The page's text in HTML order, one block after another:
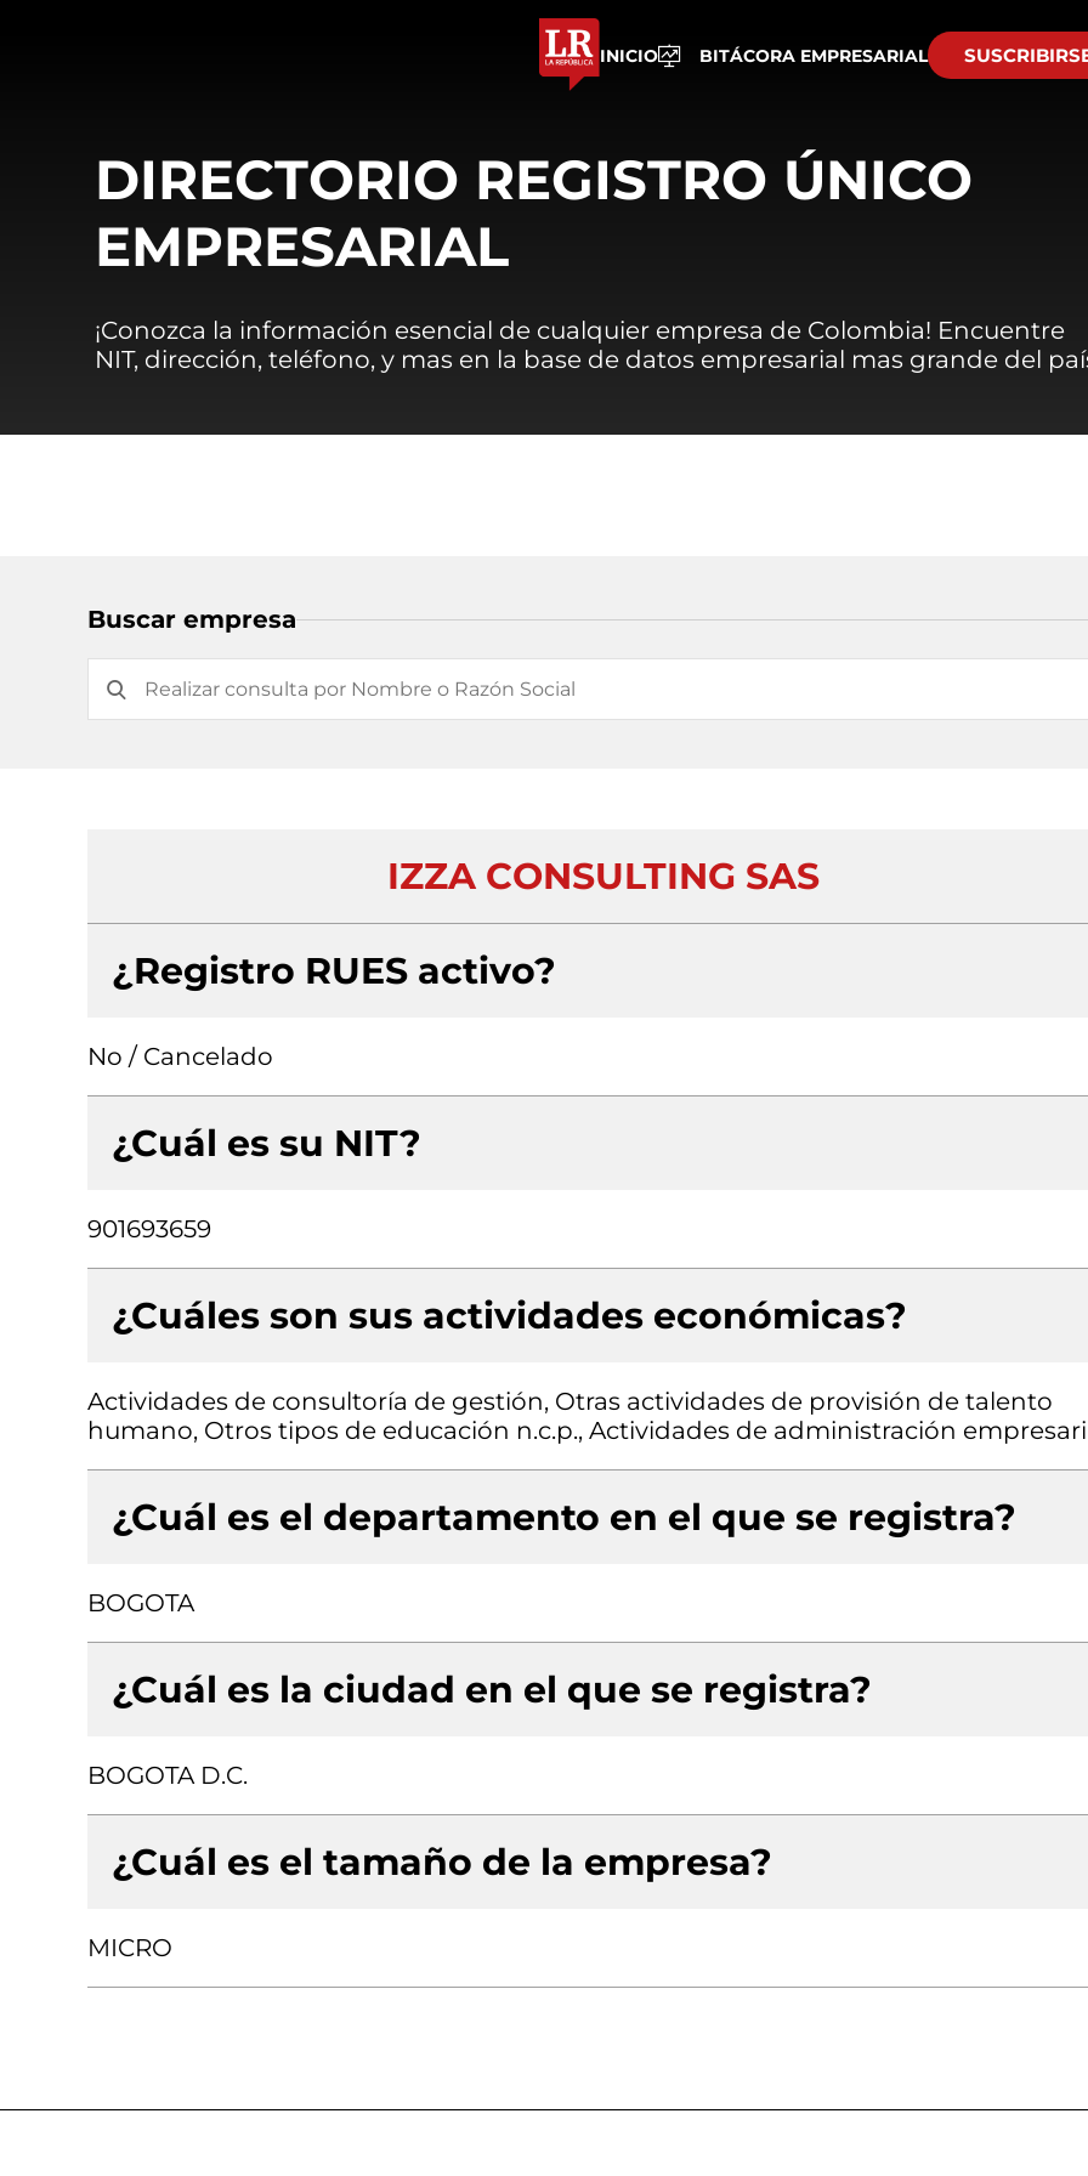
INICIO BITÁCORA EMPRESARIAL
DIRECTORIO REGISTRO ÚNICO
EMPRESARIAL
¡Conozca la información esencial de cualquier empresa de Colombia! Encuentre
NIT, dirección, teléfono, y mas en la base de datos empresarial mas grande del
Buscar empresa
IZZA CONSULTING SAS
¿Registro RUES activo?
No / Cancelado
¿Cuál es su NIT?
901693659
¿Cuáles son sus actividades económicas?
Actividades de consultoría de gestión, Otras actividades de provisión de talento
humano, Otros tipos de educación n.c.p., Actividades de administración
¿Cuál es el departamento en el que se registra?
BOGOTA
¿Cuál es la ciudad en el que se registra?
BOGOTA D.C.
¿Cuál es el tamaño de la empresa?
MICRO